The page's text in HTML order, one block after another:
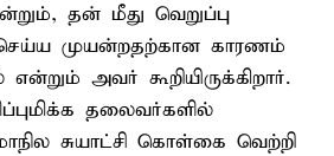
தன் மீது வெறுப்பு
முயன்றதற்கான காரணம்
என்றும் அவர் கூறியிருக்கிறார்.
தலைவர்களில்
சுயாட்சி கொள்கை வெற்றி